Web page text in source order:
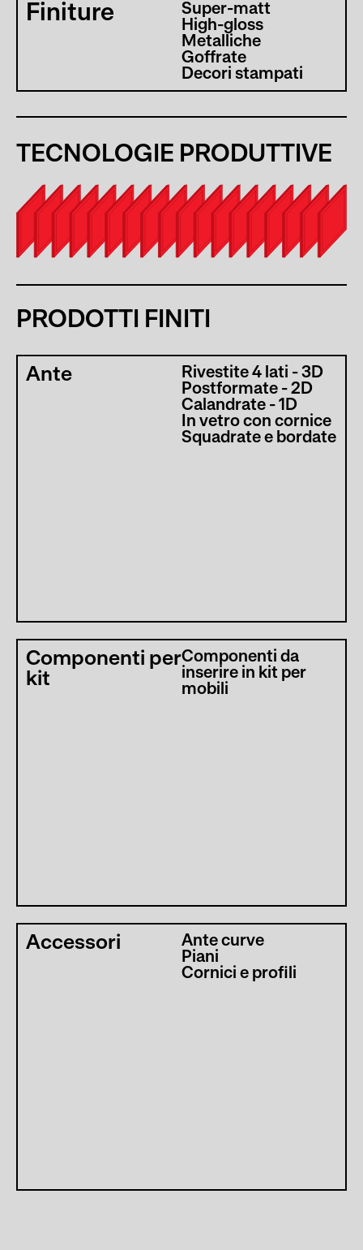
Finiture
Super-matt
High-gloss
Metalliche
Goffrate
Decori stampati
TECNOLOGIE PRODUTTIVE
PRODOTTI FINITI
Ante
Rivestite 4 lati - 3D
Postformate - 2D
Calandrate - 1D
In vetro con cornice
Squadrate e bordate
Componenti per
kit
Componenti da
inserire in kit per
mobili
Accessori
Ante curve
Piani
Cornici e profili